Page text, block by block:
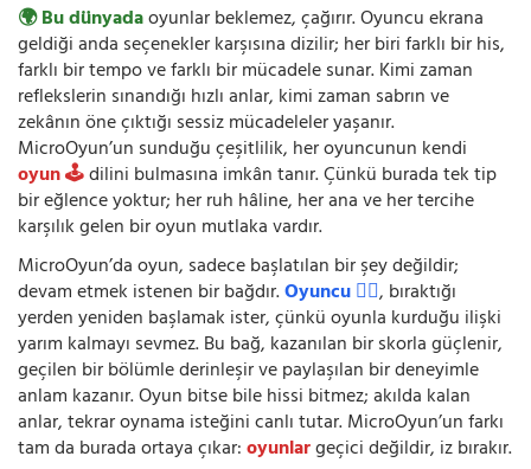
🌍 Bu dünyadaoyunlar beklemez, çağırır. Oyuncu ekrana
geldiği anda seçenekler karşısına dizilir; her biri farklı bir his,
farklı bir tempo ve farklı bir mücadele sunar. Kimi zaman
reflekslerin sınandığı hızlı anlar, kimi zaman sabrın ve
zekânın öne çıktığı sessiz mücadeleler yaşanır.
MicroOyun’un sunduğu çeşitlilik, her oyuncunun kendi
oyun 🕹️dilini bulmasına imkân tanır. Çünkü burada tek tip
bir eğlence yoktur; her ruh hâline, her ana ve her tercihe
karşılık gelen bir oyun mutlaka vardır.
MicroOyun’da oyun, sadece başlatılan bir şey değildir;
devam etmek istenen bir bağdır.Oyuncu 🧍‍♂️, bıraktığı
yerden yeniden başlamak ister, çünkü oyunla kurduğu ilişki
yarım kalmayı sevmez. Bu bağ, kazanılan bir skorla güçlenir,
geçilen bir bölümle derinleşir ve paylaşılan bir deneyimle
anlam kazanır. Oyun bitse bile hissi bitmez; akılda kalan
anlar, tekrar oynama isteğini canlı tutar. MicroOyun’un farkı
tam da burada ortaya çıkar:oyunlargeçici değildir, iz bırakır.